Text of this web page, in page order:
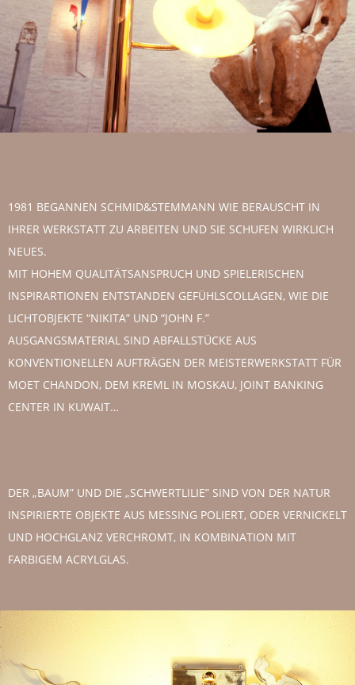
1981 BEGANNEN SCHMID&STEMMANN WIE BERAUSCHT IN
IHRER WERKSTATT ZU ARBEITEN UND SIE SCHUFEN WIRKLICH
NEUES.
MIT HOHEM QUALITÄTSANSPRUCH UND SPIELERISCHEN
INSPIRARTIONEN ENTSTANDEN GEFÜHLSCOLLAGEN, WIE DIE
LICHTOBJEKTE “NIKITA” UND “JOHN F.”
AUSGANGSMATERIAL SIND ABFALLSTÜCKE AUS
KONVENTIONELLEN AUFTRÄGEN DER MEISTERWERKSTATT FÜR
MOET CHANDON, DEM KREML IN MOSKAU, JOINT BANKING
CENTER IN KUWAIT…
DER „BAUM” UND DIE „SCHWERTLILIE” SIND VON DER NATUR
INSPIRIERTE OBJEKTE AUS MESSING POLIERT, ODER VERNICKELT
UND HOCHGLANZ VERCHROMT, IN KOMBINATION MIT
FARBIGEM ACRYLGLAS.